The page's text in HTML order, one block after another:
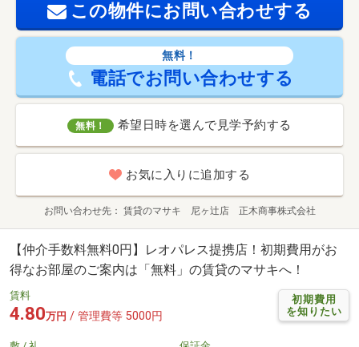
この物件にお問い合わせする
無料！
電話でお問い合わせする
無料！ 希望日時を選んで見学予約する
お気に入りに追加する
お問い合わせ先 賃貸のマサキ 尼ヶ辻店 正木商事株式会社
【仲介手数料無料0円】レオパレス提携店！初期費用がお
得なお部屋のご案内は「無料」の賃貸のマサキへ！
初期費用
を知りたい
賃料
4.80万円 / 管理費等 5000円